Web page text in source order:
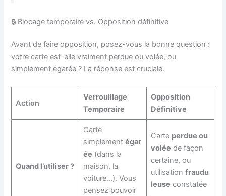
🔒 Blocage temporaire vs. Opposition définitive
Avant de faire opposition, posez-vous la bonne question :
votre carte est-elle vraiment perdue ou volée, ou
simplement égarée ? La réponse est cruciale.
Action
Verrouillage
Temporaire
Opposition
Définitive
Quand l’utiliser ?
Carte
simplement égar
ée (dans la
maison, la
voiture…). Vous
pensez pouvoir
Carte perdue ou
volée de façon
certaine, ou
utilisation fraudu
leuse constatée